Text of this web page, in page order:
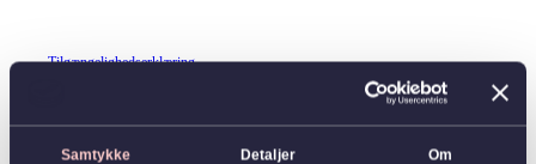
Samtykke Detaljer Om
Tilgængelighedserklæring